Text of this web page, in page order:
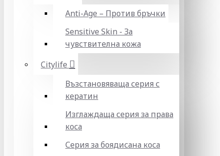
Anti-Age – Против бръчки
Sensitive Skin - За
чувствителна кожа
Citylife
Възстановяваща серия с
кератин
Изглаждаща серия за права
коса
Серия за боядисана коса